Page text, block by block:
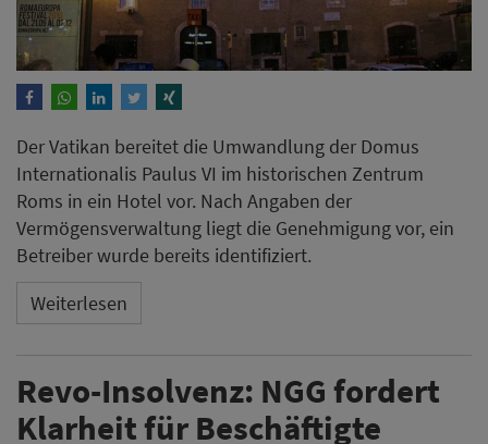
Der Vatikan bereitet die Umwandlung der Domus
Internationalis Paulus VI im historischen Zentrum
Roms in ein Hotel vor. Nach Angaben der
Vermögensverwaltung liegt die Genehmigung vor, ein
Betreiber wurde bereits identifiziert.
Weiterlesen
Revo-Insolvenz: NGG fordert
Klarheit für Beschäftigte